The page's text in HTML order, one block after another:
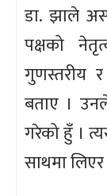
डा. झाले
पक्षको
गुणस्तरीय र
बताए ।
गरेको हुँ ।
साथमा लिएर